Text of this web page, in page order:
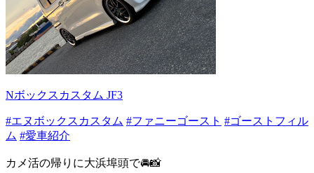
Nボックスカスタム JF3
#エヌボックスカスタム #ファニーゴースト #ゴーストフィル
ム #愛車紹介
カメ活の帰りに大浜埠頭で🚘📸